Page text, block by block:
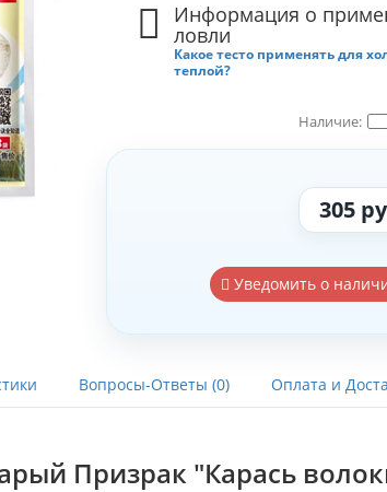
Информация о
ловли
Какое тесто применять для
теплой?
305
Уведомить о
Вопросы-Ответы (0) Оплата и
Призрак "Карась